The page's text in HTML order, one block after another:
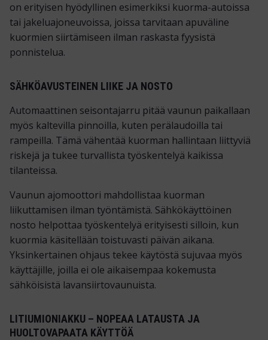
on erityisen hyödyllinen esimerkiksi kuorma-autoissa
tai jakeluajoneuvoissa, joissa tarvitaan apuväline
kuormien siirtämiseen ilman raskasta fyysistä
ponnistelua.
SÄHKÖAVUSTEINEN LIIKE JA NOSTO
Automaattinen seisontajarru pitää vaunun paikallaan
myös kaltevilla pinnoilla, kuten perälaudoilla tai
rampeilla. Tämä vähentää kuorman hallintaan liittyviä
riskejä ja tukee turvallista työskentelyä kaikissa
tilanteissa.
Vaunun ajomoottori mahdollistaa kuorman
liikuttamisen ilman työntämistä. Sähkökäyttöinen
nosto helpottaa työskentelyä erityisesti silloin, kun
kuormia käsitellään toistuvasti päivän aikana.
Yksinkertainen ohjaus tekee käytöstä sujuvaa myös
käyttäjille, joilla ei ole aikaisempaa kokemusta
sähköisistä lavansiirtovaunuista.
LITIUMIONIAKKU – NOPEAA LATAUSTA JA
HUOLTOVAPAATA KÄYTTÖÄ